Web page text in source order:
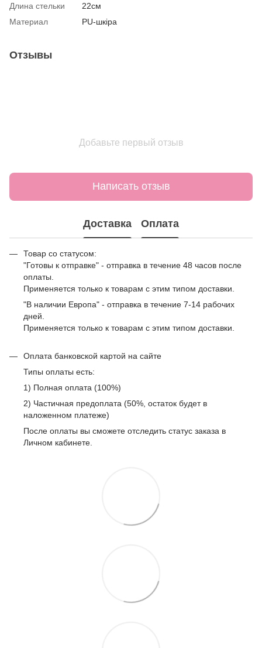
Длина стельки
22см
Материал
PU-шкіра
Отзывы
Добавьте первый отзыв
Написать отзыв
Доставка Оплата
Товар со статусом:
"Готовы к отправке" - отправка в течение 48 часов после
оплаты.
Применяется только к товарам с этим типом доставки.
"В наличии Европа" - отправка в течение 7-14 рабочих
дней.
Применяется только к товарам с этим типом доставки.
Оплата банковской картой на сайте
Типы оплаты есть:
1) Полная оплата (100%)
2) Частичная предоплата (50%, остаток будет в
наложенном платеже)
После оплаты вы сможете отследить статус заказа в
Личном кабинете.